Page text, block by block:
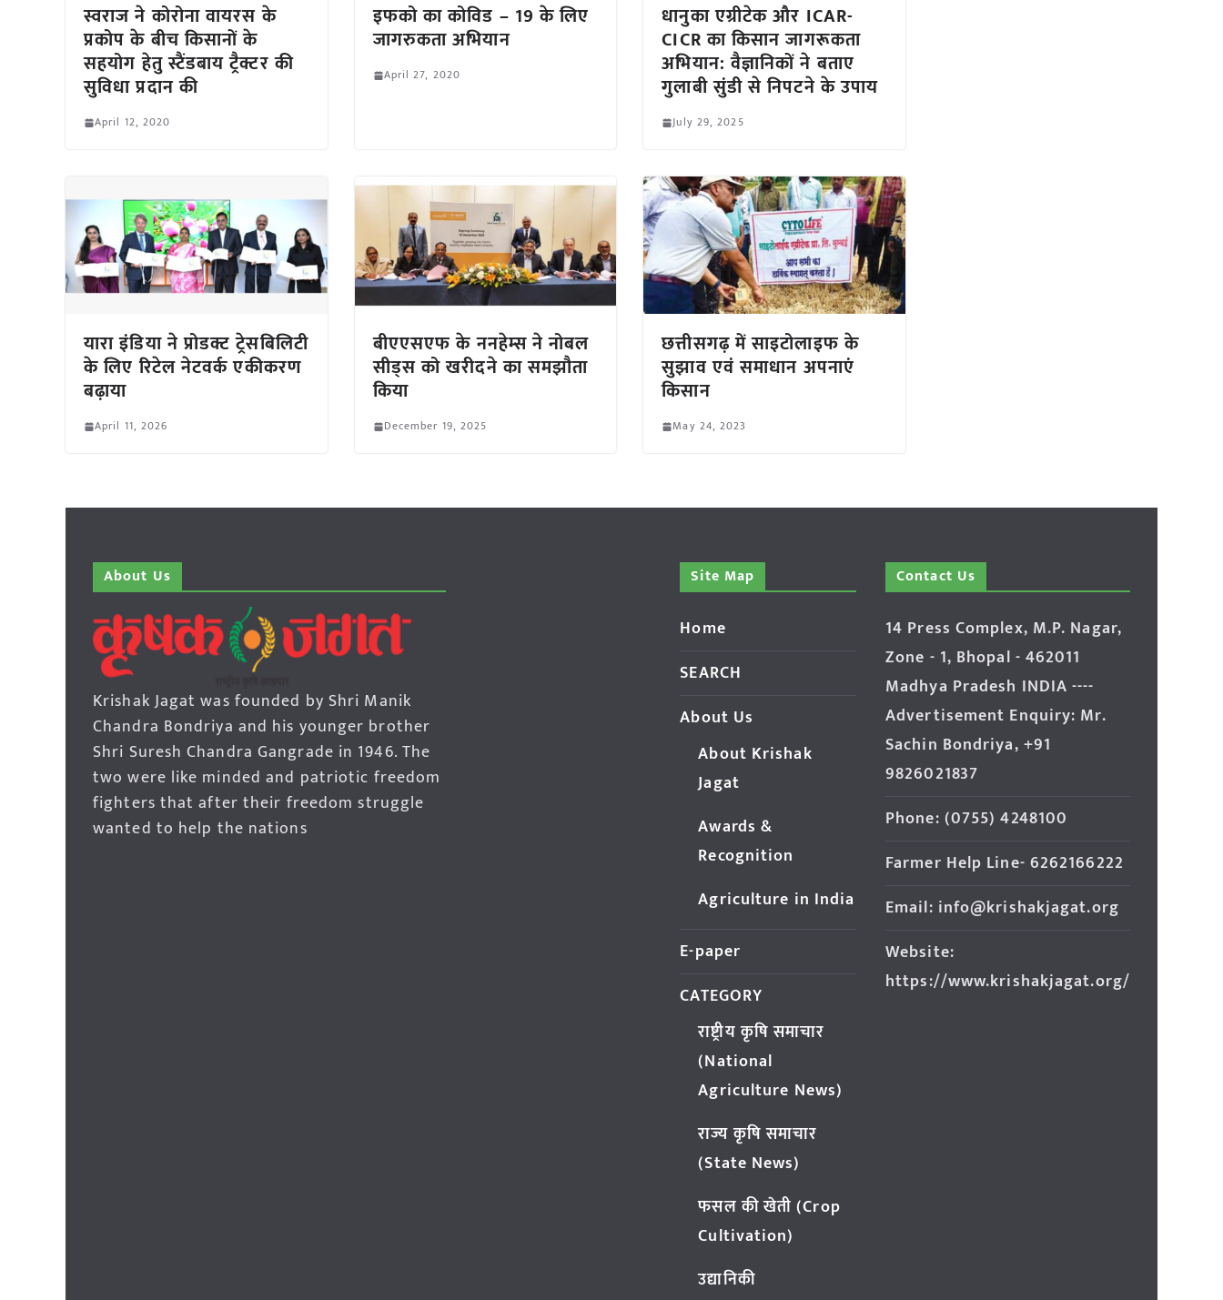
स्वराज ने कोरोना वायरस के
प्रकोप के बीच किसानों के
सहयोग हेतु स्टैंडबाय ट्रैक्टर की
सुविधा प्रदान की
April 12, 2020
इफको का कोविड – 19 के लिए
जागरुकता अभियान
April 27, 2020
धानुका एग्रीटेक और ICAR-
CICR का किसान जागरूकता
अभियान: वैज्ञानिकों ने बताए
गुलाबी सुंडी से निपटने के उपाय
July 29, 2025
यारा इंडिया ने प्रोडक्ट ट्रेसबिलिटी
के लिए रिटेल नेटवर्क एकीकरण
बढ़ाया
April 11, 2026
बीएएसएफ के ननहेम्स ने नोबल
सीड्स को खरीदने का समझौता
किया
December 19, 2025
छत्तीसगढ़ में साइटोलाइफ के
सुझाव एवं समाधान अपनाएं
किसान
May 24, 2023
About Us
Krishak Jagat was founded by Shri Manik
Chandra Bondriya and his younger brother
Shri Suresh Chandra Gangrade in 1946. The
two were like minded and patriotic freedom
fighters that after their freedom struggle
wanted to help the nations
Site Map
Home
SEARCH
About Us
About Krishak
Jagat
Awards &
Recognition
Agriculture in India
E-paper
CATEGORY
राष्ट्रीय कृषि समाचार
(National
Agriculture News)
राज्य कृषि समाचार
(State News)
फसल की खेती (Crop
Cultivation)
उद्यानिकी
Contact Us
14 Press Complex, M.P. Nagar,
Zone - 1, Bhopal - 462011
Madhya Pradesh INDIA ----
Advertisement Enquiry: Mr.
Sachin Bondriya, +91
9826021837
Phone: (0755) 4248100
Farmer Help Line- 6262166222
Email: info@krishakjagat.org
Website:
https://www.krishakjagat.org/